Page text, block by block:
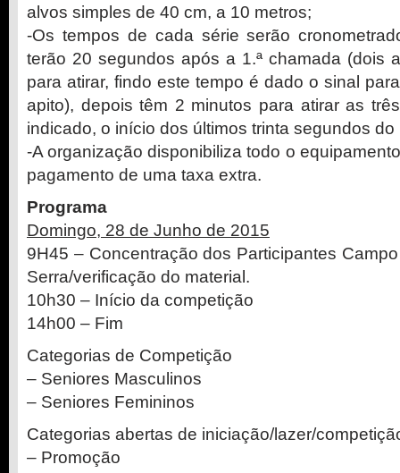
alvos simples de 40 cm, a 10 metros;
-Os tempos de cada série serão
terão 20 segundos após a 1.ª chamada (dois
para atirar, findo este tempo é dado o sinal
apito), depois têm 2 minutos para atirar as
indicado, o início dos últimos trinta segundos
-A organização disponibiliza todo o
pagamento de uma taxa extra.
Programa
Domingo, 28 de Junho de 2015
9H45 – Concentração dos Participantes
Serra/verificação do material.
10h30 – Início da competição
14h00 – Fim
Categorias de Competição
– Seniores Masculinos
– Seniores Femininos
Categorias abertas de iniciação/lazer/
– Promoção